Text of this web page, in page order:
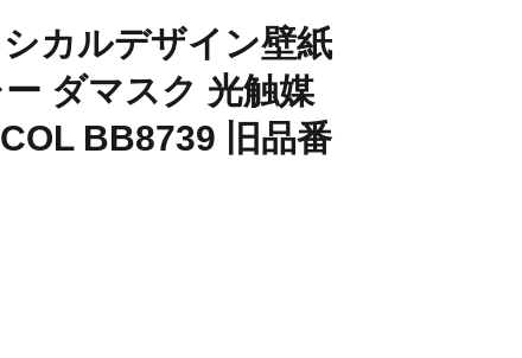
カルデザイン壁紙
ダマスク 光触媒
BB8739 旧品番